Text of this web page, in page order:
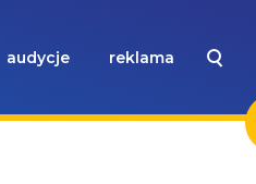
audycje reklama